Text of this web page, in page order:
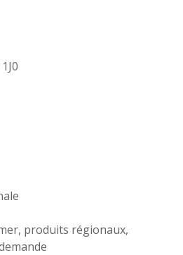
produits régionaux,